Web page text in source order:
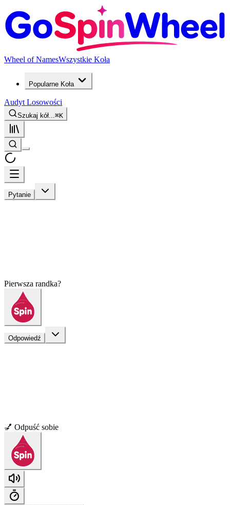
Wheel of NamesWszystkie Koła
Popularne Koła
Audyt Losowości
Szukaj kół... ⌘K
Pytanie
Pierwsza randka?
Odpowiedź
💅 Odpuść sobie